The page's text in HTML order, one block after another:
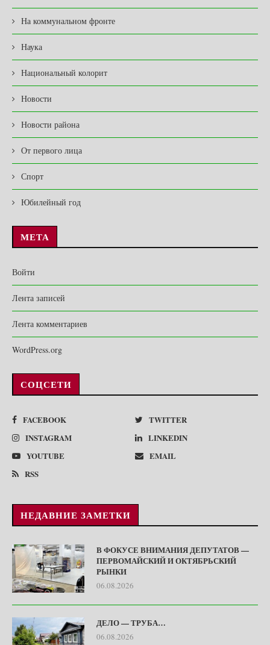
На коммунальном фронте
Наука
Национальный колорит
Новости
Новости района
От первого лица
Спорт
Юбилейный год
МЕТА
Войти
Лента записей
Лента комментариев
WordPress.org
СОЦСЕТИ
FACEBOOK
TWITTER
INSTAGRAM
LINKEDIN
YOUTUBE
EMAIL
RSS
НЕДАВНИЕ ЗАМЕТКИ
В ФОКУСЕ ВНИМАНИЯ ДЕПУТАТОВ —
ПЕРВОМАЙСКИЙ И ОКТЯБРЬСКИЙ
РЫНКИ
06.08.2026
ДЕЛО — ТРУБА…
06.08.2026